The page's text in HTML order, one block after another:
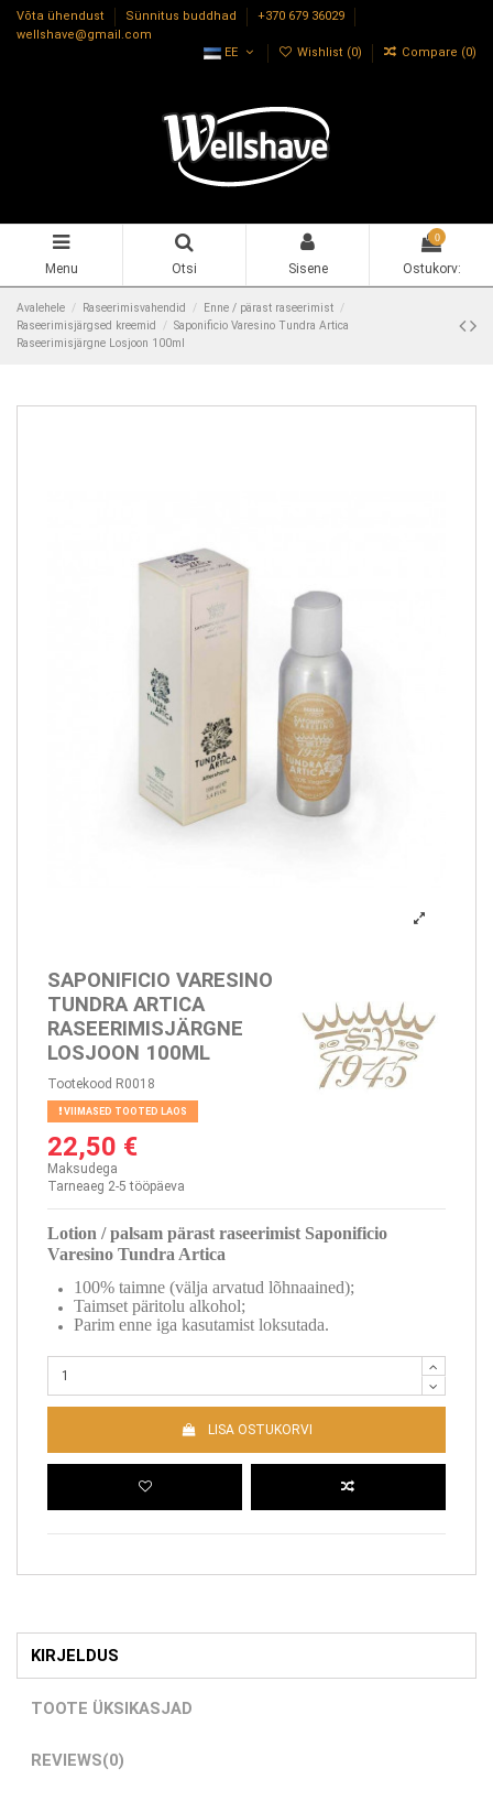
Võta ühendust Sünnitus buddhad
+370 679 36029
wellshave@gmail.com
EE
Wishlist (0) Compare (0)
Menu Otsi Sisene
0
Ostukorv:
Avalehele Raseerimisvahendid
Enne / pärast raseerimist
Raseerimisjärgsed kreemid
Saponificio Varesino Tundra Artica
Raseerimisjärgne Losjoon 100ml
SAPONIFICIO VARESINO
TUNDRA ARTICA
RASEERIMISJÄRGNE
LOSJOON 100ML
Tootekood R0018
VIIMASED TOOTED LAOS
22,50 €
Maksudega
Tarneaeg 2-5 tööpäeva
Lotion / palsam pärast raseerimist Saponificio
Varesino Tundra Artica
100% taimne (välja arvatud lõhnaained);
Taimset päritolu alkohol;
Parim enne iga kasutamist loksutada.
LISA OSTUKORVI
KIRJELDUS
TOOTE ÜKSIKASJAD
REVIEWS(0)